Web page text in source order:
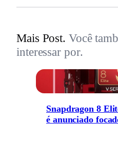
Mais Post. Você
interessar por.
Snapdragon 8
é anunciado